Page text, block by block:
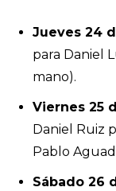
Jueves 24
para Daniel
mano).
Viernes 25
Daniel Ruiz
Pablo
Sábado 26